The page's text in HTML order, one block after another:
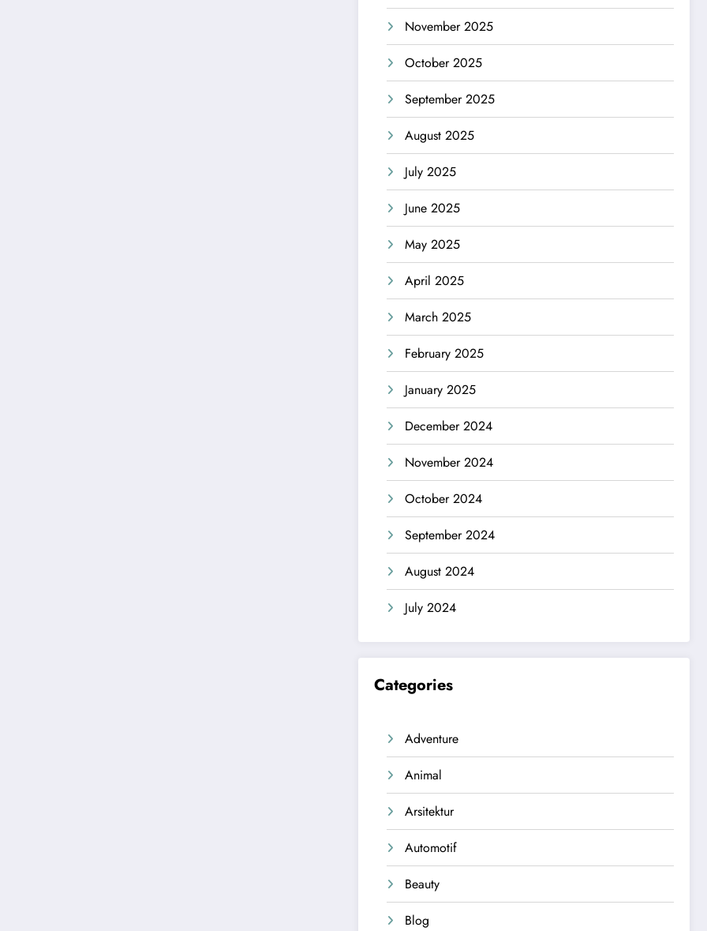
November 2025
October 2025
September 2025
August 2025
July 2025
June 2025
May 2025
April 2025
March 2025
February 2025
January 2025
December 2024
November 2024
October 2024
September 2024
August 2024
July 2024
Categories
Adventure
Animal
Arsitektur
Automotif
Beauty
Blog